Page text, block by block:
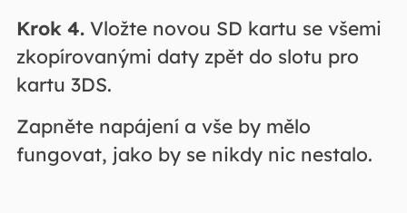
Krok 4.Vložte novou SD kartu se všemi
zkopírovanými daty zpět do slotu pro
kartu 3DS.
Zapněte napájení a vše by mělo
fungovat, jako by se nikdy nic nestalo.